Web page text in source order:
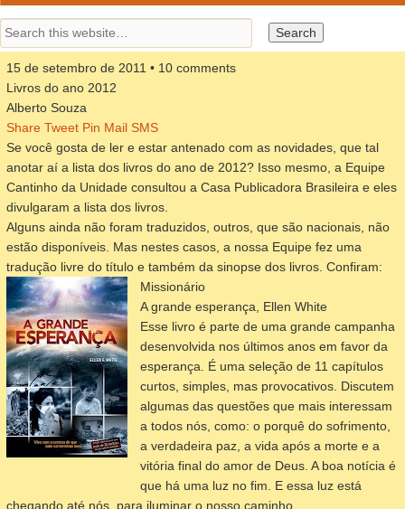
15 de setembro de 2011 • 10 comments
Livros do ano 2012
Alberto Souza
Share Tweet Pin Mail SMS
Se você gosta de ler e estar antenado com as novidades, que tal
anotar aí a lista dos livros do ano de 2012? Isso mesmo, a Equipe
Cantinho da Unidade consultou a Casa Publicadora Brasileira e eles
divulgaram a lista dos livros.
Alguns ainda não foram traduzidos, outros, que são nacionais, não
estão disponíveis. Mas nestes casos, a nossa Equipe fez uma
tradução livre do título e também da sinopse dos livros . Confiram:
Missionário
A grande esperança, Ellen White
Esse livro é parte de uma grande campanha
desenvolvida nos últimos anos em favor da
esperança. É uma seleção de 11 capítulos
curtos, simples, mas provocativos. Discutem
algumas das questões que mais interessam
a todos nós, como: o porquê do sofrimento,
a verdadeira paz, a vida após a morte e a
vitória final do amor de Deus. A boa notícia é
que há uma luz no fim. E essa luz está
chegando até nós, para iluminar o nosso caminho.